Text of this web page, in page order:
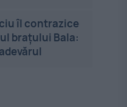
îl contrazice
brațului Bala: